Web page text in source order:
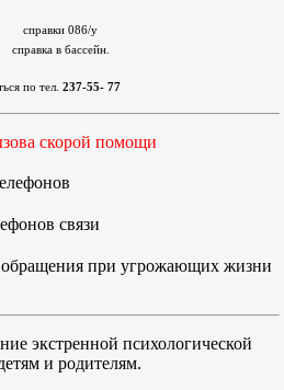
справки 086/у
справка в бассейн.
по тел. 237-55- 77
скорой помощи
связи
при угрожающих жизни
экстренной психологической
и родителям.